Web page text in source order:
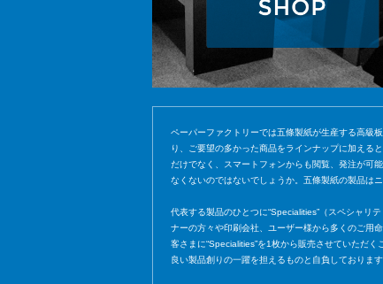
ペーパーファクトリーでは五條製紙が生産する高級
り、ご要望の多かった商品をラインナップに加える
だけでなく、スマートフォンからも閲覧、発注が可
なくないのではないでしょうか。五條製紙の製品は
代表する製品のひとつに“Specialities”（スペシャリ
ナーの方々や印刷会社、ユーザー様から多くのご用
客さまに“Specialities”を1枚から販売させていただ
良い製品創りの一躍を担えるものと自負しております